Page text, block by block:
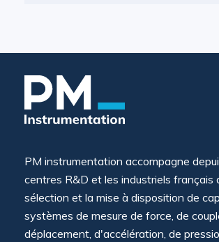
PM instrumentation accompagne
centres R&D et les industriels français
sélection et la mise à disposition de
systèmes de mesure de force, de
déplacement, d'accélération, de